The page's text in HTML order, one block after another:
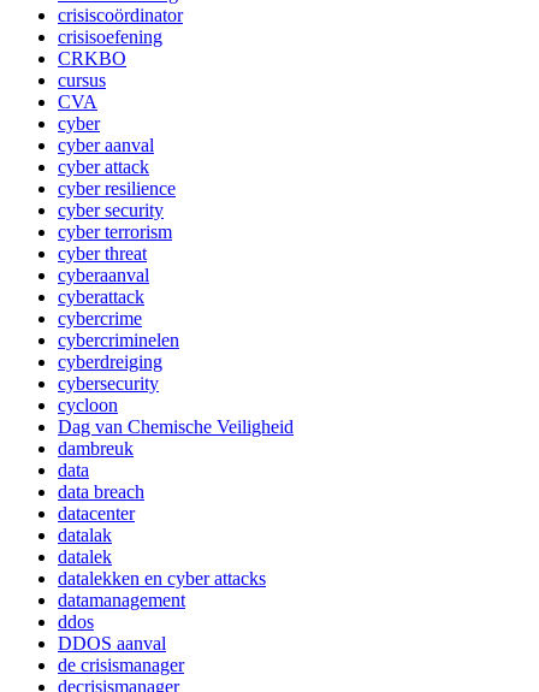
crisiscoördinator
crisisoefening
CRKBO
cursus
CVA
cyber
cyber aanval
cyber attack
cyber resilience
cyber security
cyber terrorism
cyber threat
cyberaanval
cyberattack
cybercrime
cybercriminelen
cyberdreiging
cybersecurity
cycloon
Dag van Chemische Veiligheid
dambreuk
data
data breach
datacenter
datalak
datalek
datalekken en cyber attacks
datamanagement
ddos
DDOS aanval
de crisismanager
decrisismanager